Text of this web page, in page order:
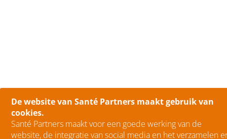
De website van Santé Partners maakt gebruik van
cookies.
Santé Partners maakt voor een goede werking van de
website, de integratie van social media en het verzamelen